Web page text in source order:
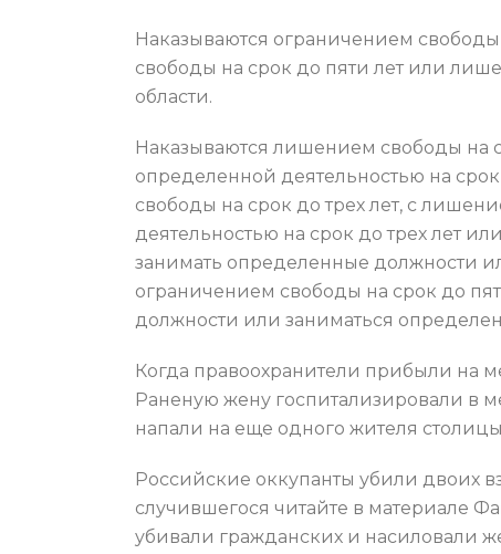
Наказываются ограничением
свободы на срок до пяти лет или
области.
Наказываются лишением свободы на
определенной деятельностью на
свободы на cpoк до трех лет, с
деятельностью на срок до трех лет
занимать определенные должности
ограничением свободы на срок до
должности или заниматься
Когда правоохранители прибыли на
Раненую жену госпитализировали в
напали на еще одного жителя
Российские оккупанты убили двоих
случившегося читайте в материале
убивали гражданских и насиловали